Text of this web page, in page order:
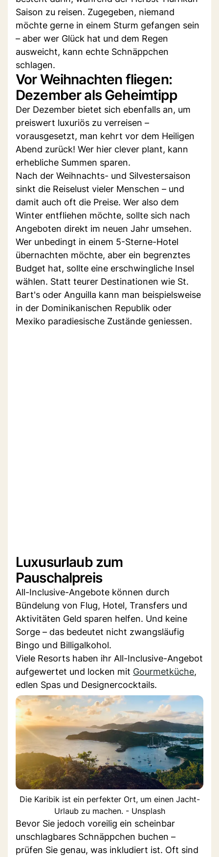
Saison zu reisen. Zugegeben, niemand
möchte gerne in einem Sturm gefangen sein
– aber wer Glück hat und dem Regen
ausweicht, kann echte Schnäppchen
schlagen.
Vor Weihnachten fliegen:
Dezember als Geheimtipp
Der Dezember bietet sich ebenfalls an, um
preiswert luxuriös zu verreisen –
vorausgesetzt, man kehrt vor dem Heiligen
Abend zurück! Wer hier clever plant, kann
erhebliche Summen sparen.
Nach der Weihnachts- und Silvestersaison
sinkt die Reiselust vieler Menschen – und
damit auch oft die Preise. Wer also dem
Winter entfliehen möchte, sollte sich nach
Angeboten direkt im neuen Jahr umsehen.
Wer unbedingt in einem 5-Sterne-Hotel
übernachten möchte, aber ein begrenztes
Budget hat, sollte eine erschwingliche Insel
wählen. Statt teurer Destinationen wie St.
Bart's oder Anguilla kann man beispielsweise
in der Dominikanischen Republik oder
Mexiko paradiesische Zustände geniessen.
Luxusurlaub zum
Pauschalpreis
All-Inclusive-Angebote können durch
Bündelung von Flug, Hotel, Transfers und
Aktivitäten Geld sparen helfen. Und keine
Sorge – das bedeutet nicht zwangsläufig
Bingo und Billigalkohol.
Viele Resorts haben ihr All-Inclusive-Angebot
aufgewertet und locken mit Gourmetküche,
edlen Spas und Designercocktails.
Die Karibik ist ein perfekter Ort, um einen Jacht-
Urlaub zu machen. - Unsplash
Bevor Sie jedoch voreilig ein scheinbar
unschlagbares Schnäppchen buchen –
prüfen Sie genau, was inkludiert ist. Oft sind